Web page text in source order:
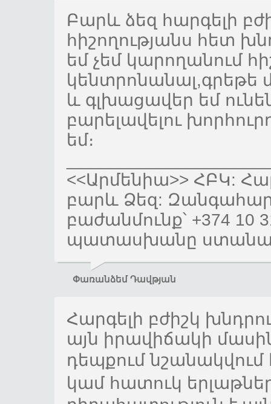
Բարև ձեզ հարգելի
հիշողությանս հետ
եմ չեմ կարողանում
կենտրոնանալ,գրեթե
և գլխացավեր եմ
բարելավելու
եմ։
<<Արմենիա>> ՀԲԿ:
բարև Ձեզ:
բաժանմունք՝ +374 10
պատասխանը
Փառանձեմ Դավթյան
Հարգելի բժիշկ
այն իրավիճակի
դեպքում նշանակվում
կամ հատուկ